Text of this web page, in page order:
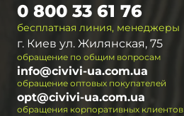
бесплатная линия, менеджеры
0 800 33 61 76
г. Киев ул. Жилянская, 75
обращение по общим вопросам
info@civivi-ua.com.ua
обращение оптовых покупателей
opt@civivi-ua.com.ua
обращения корпоративных клиентов